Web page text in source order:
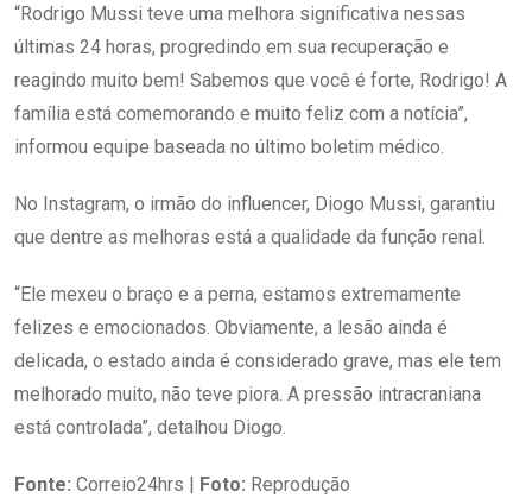
“Rodrigo Mussi teve uma melhora significativa nessas
últimas 24 horas, progredindo em sua recuperação e
reagindo muito bem! Sabemos que você é forte, Rodrigo! A
família está comemorando e muito feliz com a notícia”,
informou equipe baseada no último boletim médico.
No Instagram, o irmão do influencer, Diogo Mussi, garantiu
que dentre as melhoras está a qualidade da função renal.
“Ele mexeu o braço e a perna, estamos extremamente
felizes e emocionados. Obviamente, a lesão ainda é
delicada, o estado ainda é considerado grave, mas ele tem
melhorado muito, não teve piora. A pressão intracraniana
está controlada”, detalhou Diogo.
Fonte: Correio24hrs | Foto: Reprodução